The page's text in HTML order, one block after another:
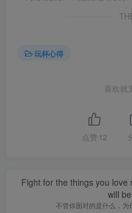
玩杯心得
喜欢就
点赞 12
Fight for the things you
will
不管你面对的是什么，为